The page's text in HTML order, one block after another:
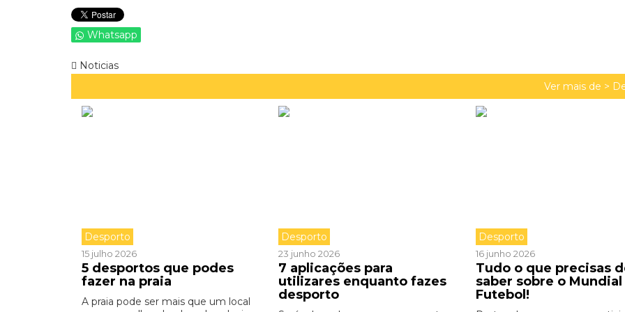
Whatsapp
Noticias
Ver mais de >
Desporto
15 julho 2026
5 desportos que podes
fazer na praia
A praia pode ser mais que um local
Desporto
23 junho 2026
7 aplicações para
utilizares enquanto fazes
desporto
Desporto
16 junho 2026
Tudo o que precisas
saber sobre o Mundial
Futebol!